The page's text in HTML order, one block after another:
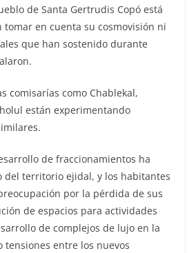
de Santa Gertrudis Copó está
tomar en cuenta su cosmovisión ni
que han sostenido durante
comisarías como Chablekal,
están experimentando
de fraccionamientos ha
del territorio ejidal, y los habitantes
por la pérdida de sus
de espacios para actividades
de complejos de lujo en la
tensiones entre los nuevos